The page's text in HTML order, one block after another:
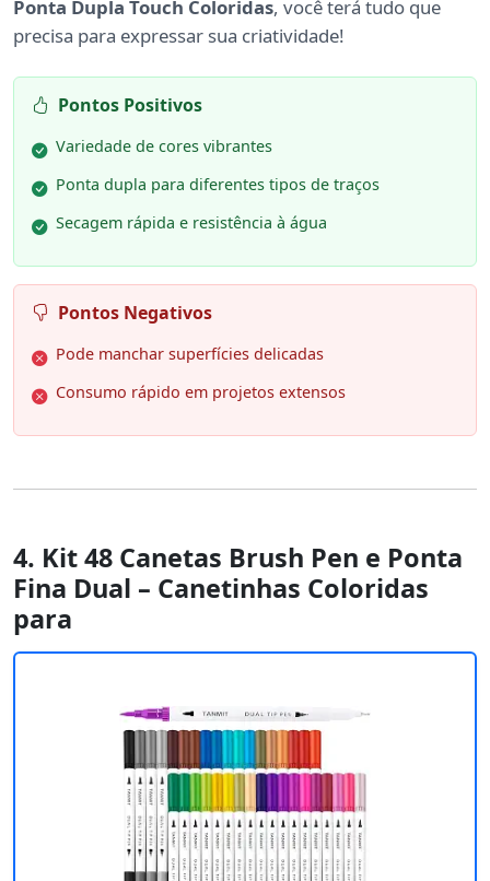
Ponta Dupla Touch Coloridas, você terá tudo que
precisa para expressar sua criatividade!
Pontos Positivos
Variedade de cores vibrantes
Ponta dupla para diferentes tipos de traços
Secagem rápida e resistência à água
Pontos Negativos
Pode manchar superfícies delicadas
Consumo rápido em projetos extensos
4. Kit 48 Canetas Brush Pen e Ponta
Fina Dual – Canetinhas Coloridas
para